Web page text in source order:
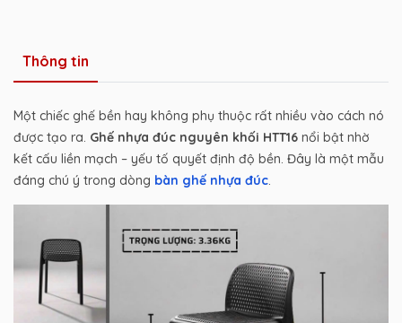
Thông tin
Một chiếc ghế bền hay không phụ thuộc rất nhiều vào cách nó
được tạo ra. Ghế nhựa đúc nguyên khối HTT16 nổi bật nhờ
kết cấu liền mạch – yếu tố quyết định độ bền. Đây là một mẫu
đáng chú ý trong dòng bàn ghế nhựa đúc